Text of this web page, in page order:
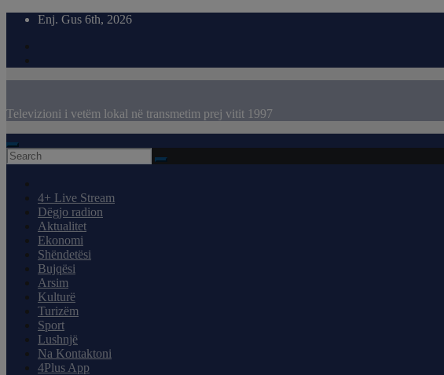
Skip
content
Enj. Gus 6th, 2026
Televizioni i vetëm lokal në transmetim prej vitit 1997
4+ Live Stream
Dëgjo radion
Aktualitet
Ekonomi
Shëndetësi
Bujqësi
Arsim
Kulturë
Turizëm
Sport
Lushnjë
Na Kontaktoni
4Plus App